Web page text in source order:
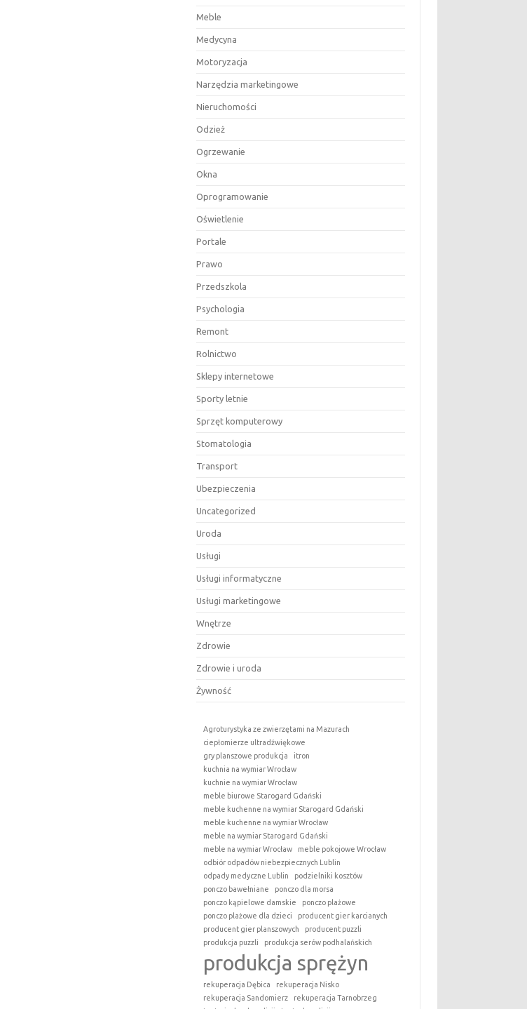
Meble
Medycyna
Motoryzacja
Narzędzia marketingowe
Nieruchomości
Odzież
Ogrzewanie
Okna
Oprogramowanie
Oświetlenie
Portale
Prawo
Przedszkola
Psychologia
Remont
Rolnictwo
Sklepy internetowe
Sporty letnie
Sprzęt komputerowy
Stomatologia
Transport
Ubezpieczenia
Uncategorized
Uroda
Usługi
Usługi informatyczne
Usługi marketingowe
Wnętrze
Zdrowie
Zdrowie i uroda
Żywność
Agroturystyka ze zwierzętami na Mazurach
ciepłomierze ultradźwiękowe
gry planszowe produkcja
itron
kuchnia na wymiar Wrocław
kuchnie na wymiar Wrocław
meble biurowe Starogard Gdański
meble kuchenne na wymiar Starogard Gdański
meble kuchenne na wymiar Wrocław
meble na wymiar Starogard Gdański
meble na wymiar Wrocław
meble pokojowe Wrocław
odbiór odpadów niebezpiecznych Lublin
odpady medyczne Lublin
podzielniki kosztów
ponczo bawełniane
ponczo dla morsa
ponczo kąpielowe damskie
ponczo plażowe
ponczo plażowe dla dzieci
producent gier karcianych
producent gier planszowych
producent puzzli
produkcja puzzli
produkcja serów podhalańskich
produkcja sprężyn
rekuperacja Dębica
rekuperacja Nisko
rekuperacja Sandomierz
rekuperacja Tarnobrzeg